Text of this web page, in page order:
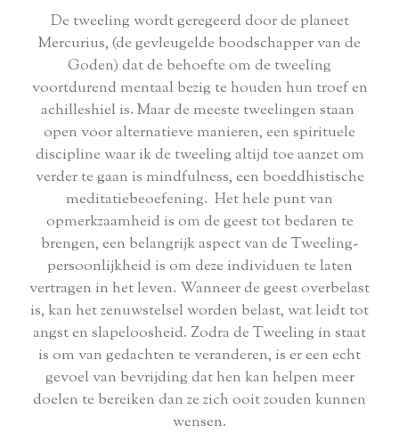
De tweeling wordt geregeerd door de planeet
Mercurius, (de gevleugelde boodschapper van de
Goden) dat de behoefte om de tweeling
voortdurend mentaal bezig te houden hun troef en
achilleshiel is. Maar de meeste tweelingen staan ​​
open voor alternatieve manieren, een spirituele
discipline waar ik de tweeling altijd toe aanzet om
verder te gaan is mindfulness, een boeddhistische
meditatiebeoefening. Het hele punt van
opmerkzaamheid is om de geest tot bedaren te
brengen, een belangrijk aspect van de Tweeling-
persoonlijkheid is om deze individuen te laten
vertragen in het leven. Wanneer de geest overbelast
is, kan het zenuwstelsel worden belast, wat leidt tot
angst en slapeloosheid. Zodra de Tweeling in staat
is om van gedachten te veranderen, is er een echt
gevoel van bevrijding dat hen kan helpen meer
doelen te bereiken dan ze zich ooit zouden kunnen
wensen.